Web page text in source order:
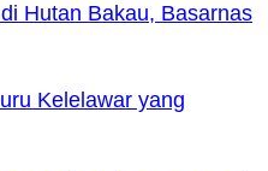
Hutan Bakau, Basarnas
Kelelawar yang